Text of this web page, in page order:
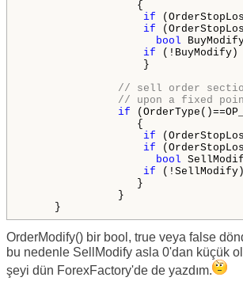
{
if
if
bool
if (!BuyModify)
}
// sell order
// upon a fixed
if
{
if
if
bool
if
}
}
OrderModify() bir bool, true veya false
bu nedenle SellModify asla 0'dan küçük
şeyi dün ForexFactory'de de yazdım.